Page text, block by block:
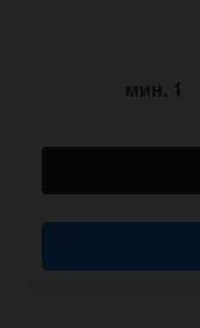
мин. 1